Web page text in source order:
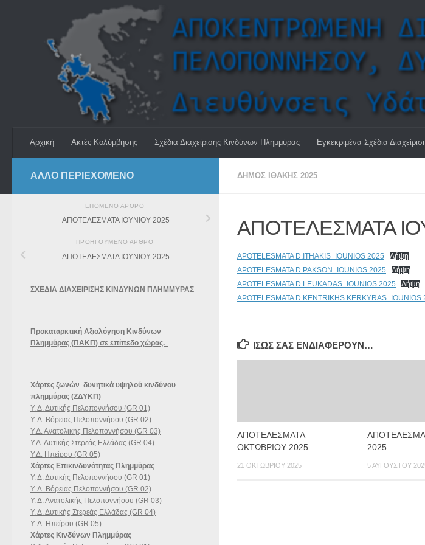
Αρχική Ακτές Κολύμβησης Σχέδια Διαχείρισης Κινδύνων Πλημμύρας Εγκεκριμένα Σχέδια
ΔΉΜΟΣ ΙΘΆΚΗΣ 2025
ΑΠΟΤΕΛΕΣΜΑΤΑ
APOTELESMATA D.ITHAKIS_IOUNIOS 2025
Λήψη
APOTELESMATA D.PAKSON_IOUNIOS 2025
Λήψη
APOTELESMATA D.LEUKADAS_IOUNIOS 2025
Λήψη
APOTELESMATA D.KENTRIKHS KERKYRAS_IOUNIOS
ΊΣΩΣ ΣΑΣ ΕΝΔΙΑΦΈΡΟΥΝ…
ΑΠΟΤΕΛΕΣΜΑΤΑ
ΟΚΤΩΒΡΙΟΥ 2025
21 ΟΚΤΩΒΡΊΟΥ 2025
2025
5 ΑΥΓΟΎΣΤΟΥ
ΆΛΛΟ ΠΕΡΙΕΧΟΜΕΝΟ
ΕΠΌΜΕΝΟ ΆΡΘΡΟ
ΑΠΟΤΕΛΕΣΜΑΤΑ ΙΟΥΝΙΟΥ 2025
ΠΡΟΗΓΟΎΜΕΝΟ ΆΡΘΡΟ
ΑΠΟΤΕΛΕΣΜΑΤΑ ΙΟΥΝΙΟΥ 2025
ΣΧΕΔΙΑ ΔΙΑΧΕΙΡΙΣΗΣ ΚΙΝΔΥΝΩΝ ΠΛΗΜΜΥΡΑΣ
Προκαταρκτική Αξιολόγηση Κινδύνων
Πλημμύρας (ΠΑΚΠ) σε επίπεδο χώρας.
Χάρτες ζωνών δυνητικά υψηλού κινδύνου
πλημμύρας (ΖΔΥΚΠ)
Υ. Δ. Δυτικής Πελοποννήσου (GR 01)
Υ. Δ. Βόρειας Πελοποννήσου (GR 02)
Υ.Δ. Ανατολικής Πελοποννήσου (GR 03)
Υ.Δ. Δυτικής Στερεάς Ελλάδας (GR 04)
Υ.Δ. Ηπείρου (GR 05)
Χάρτες Επικινδυνότητας Πλημμύρας
Υ. Δ. Δυτικής Πελοποννήσου (GR 01)
Υ. Δ. Βόρειας Πελοποννήσου (GR 02)
Υ. Δ. Ανατολικής Πελοποννήσου (GR 03)
Υ. Δ. Δυτικής Στερεάς Ελλάδας (GR 04)
Υ. Δ. Ηπείρου (GR 05)
Χάρτες Κινδύνων Πλημμύρας